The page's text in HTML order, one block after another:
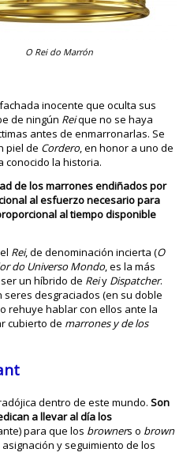
O Rei do Marrón
inocente que oculta sus
de ningún Reique no se haya
antes de enmarronarlas. Se
piel de Cordero, en honor a uno de
conocido la historia.
de los marrones endiñados por
al esfuerzo necesario para
al tiempo disponible
Rei, de denominación incierta (O
do Universo Mondo, es la más
un híbrido de Reiy Dispatcher.
desgraciados (en su doble
rehuye hablar con ellos ante la
cubierto de marrones y de los
dentro de este mundo. Son
a llevar al día los
para que los browners o brown
y seguimiento de los